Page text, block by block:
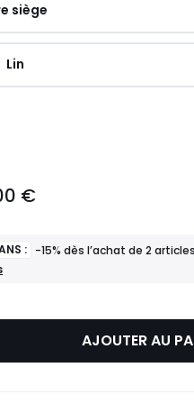
siège
Lin
€
: -15% dès l’achat de 2
AJOUTER AU